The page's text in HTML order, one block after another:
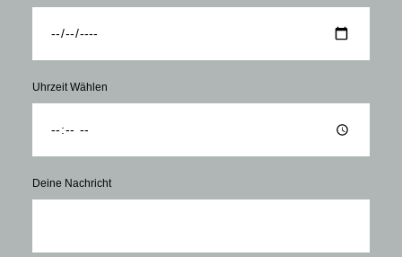
Uhrzeit Wählen
Deine Nachricht